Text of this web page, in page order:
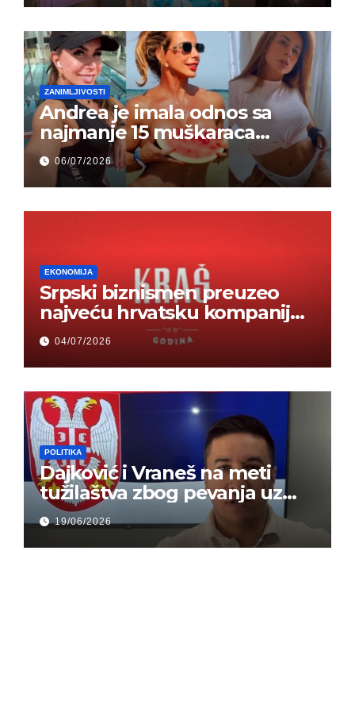
ZANIMLJIVOSTI
Andrea je imala odnos sa
najmanje 15 muškaraca
odjednom – „Doktor mi je
rekao…“ (FOTO)
06/07/2026
EKONOMIJA
Srpski biznismen preuzeo
najveću hrvatsku kompaniju i
ponos zemlje – Hrvati ne
mogu da veruju
04/07/2026
POLITIKA
Dajković i Vraneš na meti
tužilaštva zbog pevanja uz
gusle
19/06/2026